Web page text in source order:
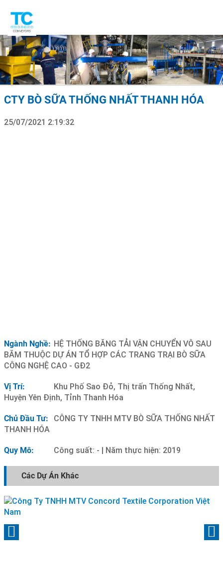
CTY BÒ SỮA THỐNG NHẤT THANH HÓA
25/07/2021 2:19:32
Ngành Nghề: HỆ THỐNG BĂNG TẢI VẬN CHUYỂN VÔ SAU
BĂM THUỘC DỰ ÁN TỔ HỢP CÁC TRANG TRẠI BÒ SỮA
CÔNG NGHỆ CAO - GĐ2
Vị Trí:
Khu Phố Sao Đỏ, Thị trấn Thống Nhất,
Huyện Yên Định, Tỉnh Thanh Hóa
Chủ Đầu Tư:
CÔNG TY TNHH MTV BÒ SỮA THỐNG NHẤT
THANH HÓA
Quy Mô: Công suất: - | Năm thực hiện: 2019
Các Dự Án Khác